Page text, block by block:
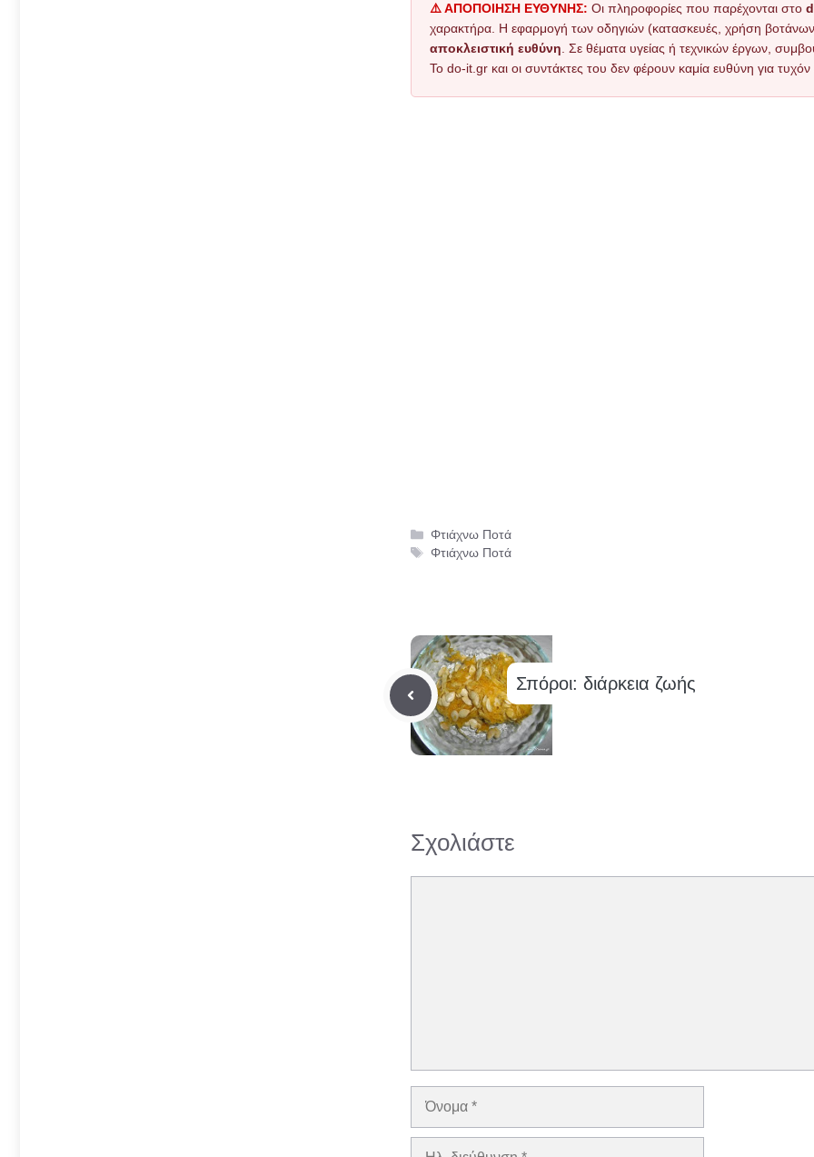
⚠️ ΑΠΟΠΟΙΗΣΗ ΕΥΘΥΝΗΣ: Οι πληροφορίες που παρέχονται στο
χαρακτήρα. Η εφαρμογή των οδηγιών (κατασκευές, χρήση βοτάνων,
αποκλειστική ευθύνη . Σε θέματα υγείας ή τεχνικών έργων,
Το do-it.gr και οι συντάκτες του δεν φέρουν καμία ευθύνη για
Κατηγορίες
Φτιάχνω Ποτά
Ετικέτες
Φτιάχνω Ποτά
Σπόροι: διάρκεια ζωής
Σχολιάστε
Όνομα
Ηλ.